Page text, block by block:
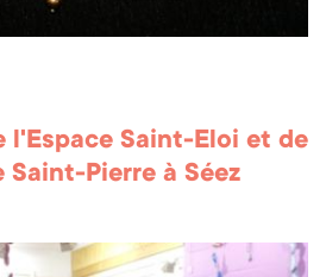
l'Espace Saint-Eloi et de
Saint-Pierre à Séez